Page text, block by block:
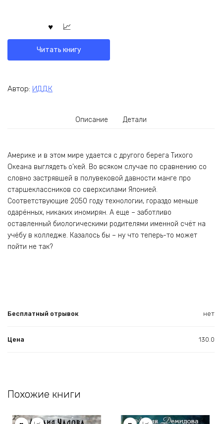
Читать книгу
Автор: ИДДК
Описание Детали
Америке и в этом мире удается с другого берега Тихого
Океана выглядеть о’кей. Во всяком случае по сравнению со
словно застрявшей в полувековой давности манге про
старшеклассников со сверхсилами Японией.
Соответствующие 2050 году технологии, гораздо меньше
одарённых, никаких иномирян. А еще – заботливо
оставленный биологическими родителями именной счёт на
учёбу в колледже. Казалось бы – ну что теперь-то может
пойти не так?
Бесплатный отрывок нет
Цена 130.0
Похожие книги